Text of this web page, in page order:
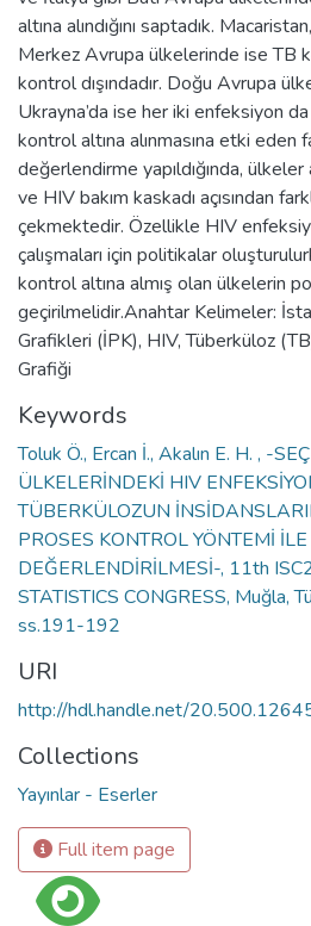
altına alındığını saptadık.
Merkez Avrupa ülkelerinde ise TB
kontrol dışındadır. Doğu Avrupa
Ukrayna’da ise her iki enfeksiyon da
kontrol altına alınmasına etki eden
değerlendirme yapıldığında,
ve HIV bakım kaskadı açısından
çekmektedir. Özellikle HIV
çalışmaları için politikalar
kontrol altına almış olan ülkelerin
geçirilmelidir.Anahtar Kelimeler:
Grafikleri (İPK), HIV, Tüberküloz
Grafiği
Keywords
Toluk Ö., Ercan İ., Akalın E. H. , -
ÜLKELERİNDEKİ HIV
TÜBERKÜLOZUN
PROSES KONTROL YÖNTEMİ İLE
DEĞERLENDİRİLMESİ-, 11th
STATISTICS CONGRESS, Muğla,
ss.191-192
URI
http://hdl.handle.net/
Collections
Yayınlar - Eserler
Full item page